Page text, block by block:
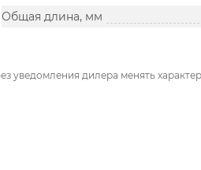
Общая длина, мм
уведомления дилера менять